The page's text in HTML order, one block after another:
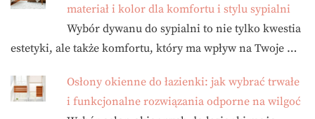
materiał i kolor dla komfortu i stylu sypialni
Wybór dywanu do sypialni to nie tylko kwestia
estetyki, ale także komfortu, który ma wpływ na Twoje …
Osłony okienne do łazienki: jak wybrać trwałe
i funkcjonalne rozwiązania odporne na wilgoć